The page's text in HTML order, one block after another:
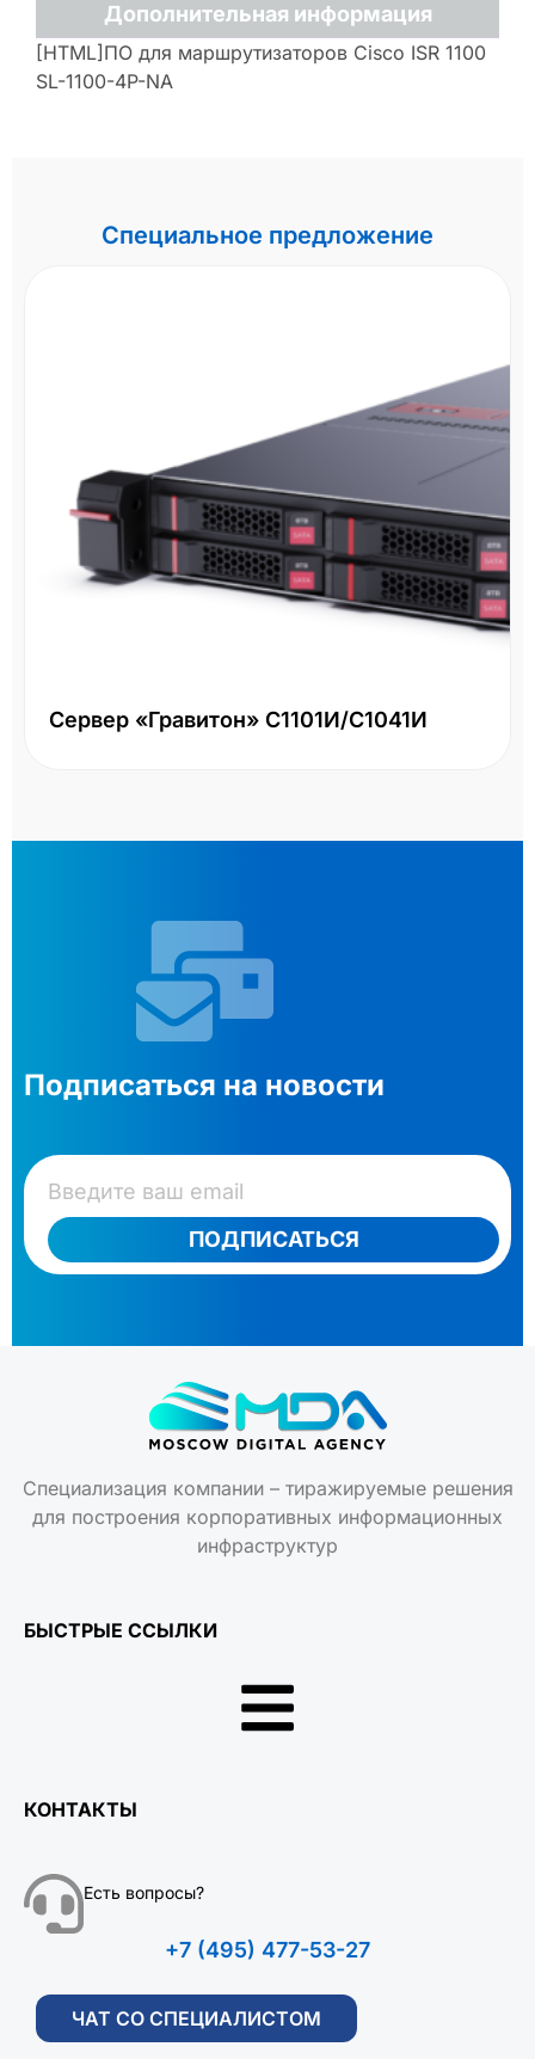
Дополнительная информация
[HTML]ПО для маршрутизаторов Cisco ISR 1100
SL-1100-4P-NA
Специальное предложение
Сервер «Гравитон» С1101И/С1041И
Подписаться на новости
ПОДПИСАТЬСЯ
Специализация компании – тиражируемые решения
для построения корпоративных информационных
инфраструктур
БЫСТРЫЕ ССЫЛКИ
КОНТАКТЫ
Есть вопросы?
+7 (495) 477-53-27
ЧАТ СО СПЕЦИАЛИСТОМ